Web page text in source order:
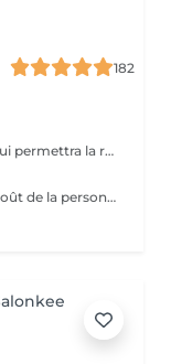
182
Il s'agit d'une thérapie de tact en douceur qui permettra la relaxation du corps. Cette technique est conseillée aux personnes qui veulent se débarrasser du stress du quotidien. BÉNÉFICES DU MASSAGE RELAXANT Favorise un sommeil plus profond ainsi qu'un état de bien-être, de paix, de calme et d'équilibre. Diminue les gènes localisés à plusieurs endroits du corps et décharge les zones qui sont chargées en tension Si votre souhait est de sortir de la routine journalière, alors le massage relaxant est fait pour vous.
C'est un massage qui peut être adapté au goût de la personne en termes de pression , puisqu'il peut être effectué en douceur comme un massage relaxant ou il peut-être travaillé à un niveau plus profond, en décontractant les muscles, toujours avec l'utilisation de nos Pierres Chaudes sacrées.